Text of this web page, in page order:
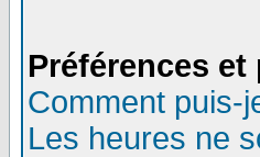
Préférences
Comment puis-
Les heures ne